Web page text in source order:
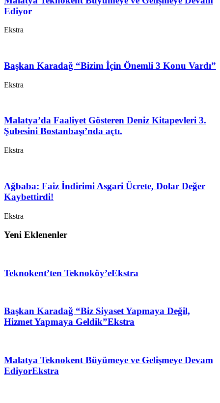
Ediyor
Ekstra
Başkan Karadağ “Bizim İçin Önemli 3 Konu Vardı”
Ekstra
Malatya’da Faaliyet Gösteren Deniz Kitapevleri 3.
Şubesini Bostanbaşı’nda açtı.
Ekstra
Ağbaba: Faiz İndirimi Asgari Ücrete, Dolar Değer
Kaybettirdi!
Ekstra
Yeni Eklenenler
Teknokent’ten Teknoköy’eEkstra
Başkan Karadağ “Biz Siyaset Yapmaya Değil,
Hizmet Yapmaya Geldik”Ekstra
Malatya Teknokent Büyümeye ve Gelişmeye Devam
EdiyorEkstra